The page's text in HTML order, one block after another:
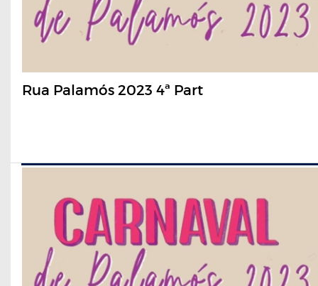
Rua Palamós 2023 4ª Part